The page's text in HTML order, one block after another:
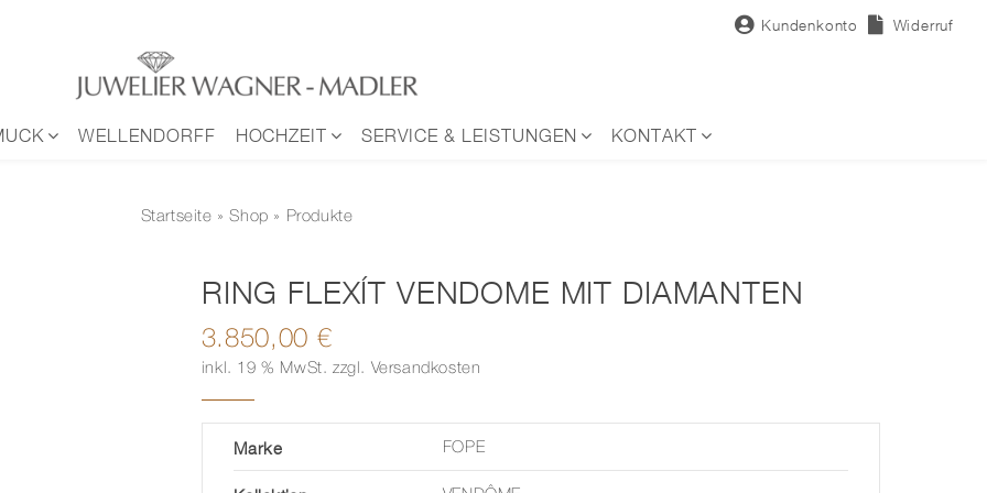
Kundenkonto Widerruf
WELLENDORFF HOCHZEIT SERVICE & LEISTUNGEN KONTAKT
Startseite »Shop » Produkte
RING FLEXÍT VENDOME MIT DIAMANTEN
3.850,00 €
inkl. 19 % MwSt. zzgl. Versandkosten
Marke FOPE